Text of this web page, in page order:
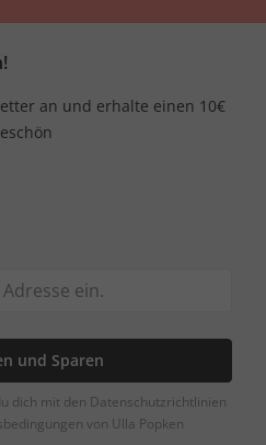
an und erhalte einen 10€
und Sparen
dich mit den Datenschutzrichtlinien
von Ulla Popken